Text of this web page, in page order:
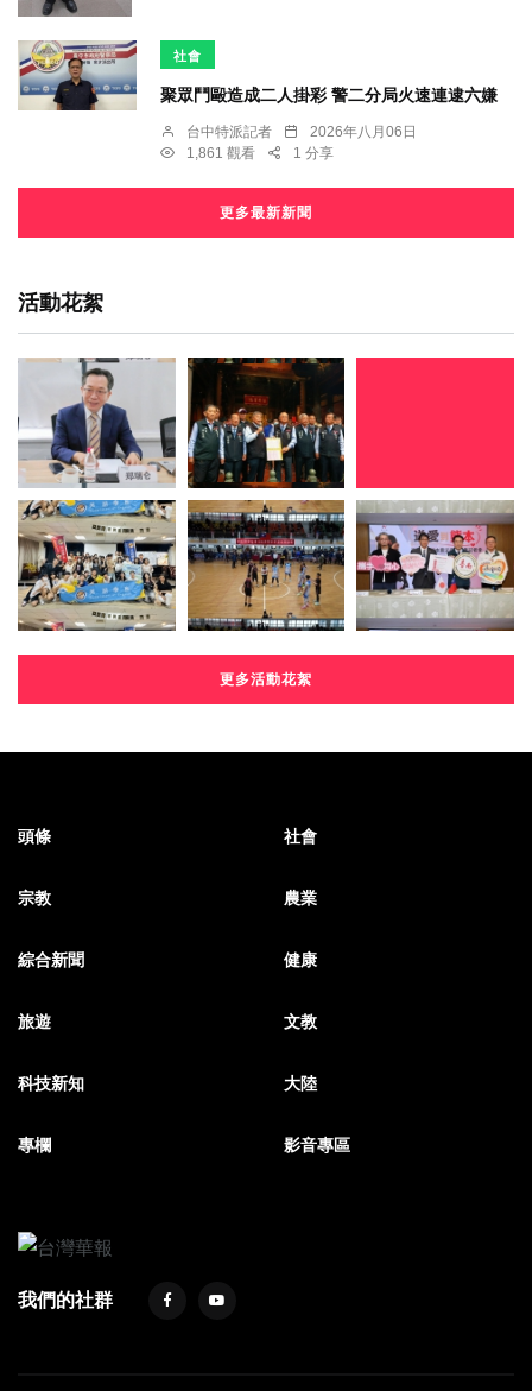
社會
聚眾鬥毆造成二人掛彩 警二分局火速連逮六嫌
台中特派記者
2026年八月06日
1,861 觀看
1 分享
更多最新新聞
活動花絮
更多活動花絮
頭條 社會
宗教 農業
綜合新聞 健康
旅遊 文教
科技新知 大陸
專欄 影音專區
我們的社群